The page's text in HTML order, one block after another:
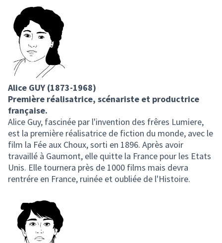
Alice GUY (1873-1968)
Première réalisatrice, scénariste et productrice
française.
Alice Guy, fascinée par l'invention des frêres Lumiere,
est la première réalisatrice de fiction du monde, avec le
film la Fée aux Choux, sorti en 1896. Après avoir
travaillé à Gaumont, elle quitte la France pour les Etats
Unis. Elle tournera près de 1000 films mais devra
rentrére en France, ruinée et oubliée de l'Histoire.